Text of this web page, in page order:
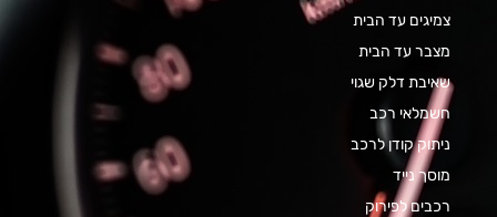
צמיגים עד הבית
מצבר עד הבית​
שאיבת דלק שגוי
חשמלאי רכב
ניתוק קודן לרכב
מוסך נייד
רכבים לפירוק